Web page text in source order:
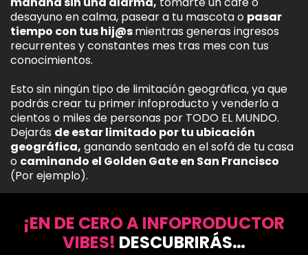
desayuno en calma, pasear a tu mascota o pasar
tiempo con tus hij@smientras generas ingresos
recurrentes y constantes mes tras mes con tus
conocimientos.
Esto sin ningún tipo de limitación geográfica, ya que
podrás crear tu primer infoproducto y venderlo a
cientos o miles de personas por TODO EL MUNDO.
Dejarás de estar limitado por tu ubicación
geográfica, ganando sentado en el sofá de tu casa
o caminando el Golden Gate en San Francisco
(Por ejemplo).
¡EN DE CERO A INFOPRODUCTOR
VIBES! DESCUBRIRÁS…